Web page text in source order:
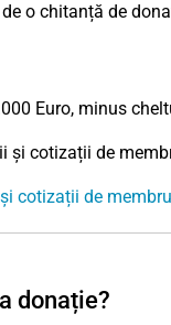
o chitanță de
Euro, minus
și cotizații de
cotizații de
donație?